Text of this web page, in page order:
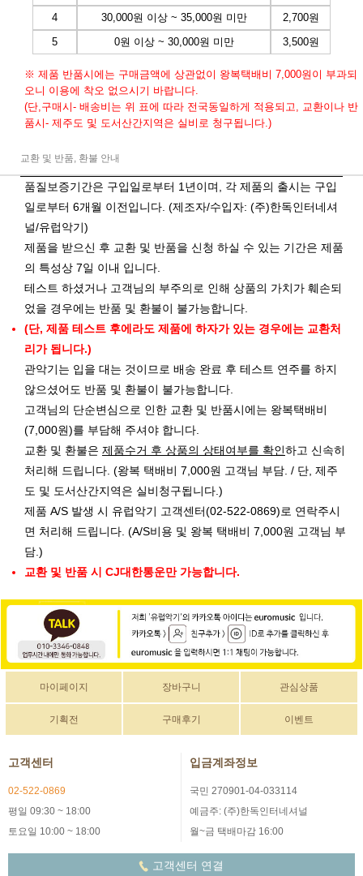
4
30,000원 이상 ~ 35,000원 미만
2,700원
5
0원 이상 ~ 30,000원 미만 3,500원
※ 제품 반품시에는 구매금액에 상관없이 왕복택배비 7,000원이 부과되
오니 이용에 착오 없으시기 바랍니다.
(단,구매시- 배송비는 위 표에 따라 전국동일하게 적용되고, 교환이나 반
품시- 제주도 및 도서산간지역은 실비로 청구됩니다.)
교환 및 반품, 환불 안내
품질보증기간은 구입일로부터 1년이며, 각 제품의 출시는 구입
일로부터 6개월 이전입니다. (제조자/수입자: (주)한독인터네셔
널/유럽악기)
제품을 받으신 후 교환 및 반품을 신청 하실 수 있는 기간은 제품
의 특성상 7일 이내 입니다.
테스트 하셨거나 고객님의 부주의로 인해 상품의 가치가 훼손되
었을 경우에는 반품 및 환불이 불가능합니다.
(단, 제품 테스트 후에라도 제품에 하자가 있는 경우에는 교환처
리가 됩니다.)
관악기는 입을 대는 것이므로 배송 완료 후 테스트 연주를 하지
않으셨어도 반품 및 환불이 불가능합니다.
고객님의 단순변심으로 인한 교환 및 반품시에는 왕복택배비
(7,000원)를 부담해 주셔야 합니다.
교환 및 환불은 제품수거 후 상품의 상태여부를 확인하고 신속히
처리해 드립니다. (왕복 택배비 7,000원 고객님 부담. / 단, 제주
도 및 도서산간지역은 실비청구됩니다.)
제품 A/S 발생 시 유럽악기 고객센터(02-522-0869)로 연락주시
면 처리해 드립니다. (A/S비용 및 왕복 택배비 7,000원 고객님 부
담.)
교환 및 반품 시 CJ대한통운만 가능합니다.
마이페이지 장바구니 관심상품
기획전 구매후기 이벤트
고객센터
02-522-0869
평일 09:30 ~ 18:00
토요일 10:00 ~ 18:00
입금계좌정보
국민 270901-04-033114
예금주: (주)한독인터네셔널
월~금 택배마감 16:00
고객센터 연결